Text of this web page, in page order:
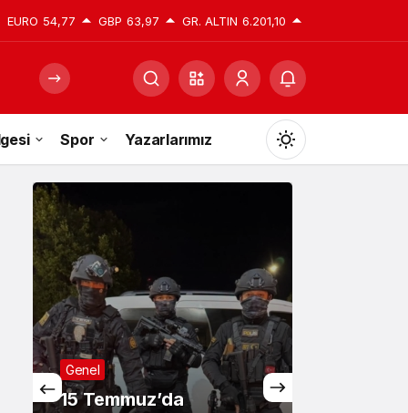
EURO 54,77 GBP 63,97 GR. ALTIN 6.201,10
Spor Yazarlarımız
Mod
değiştir
Gündüz Modu
Gündüz modunu seçin.
Gece Modu
Gece modunu seçin.
Genel
15 Temmuz’da